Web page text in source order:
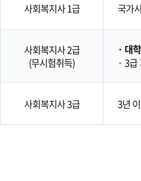
사회복지사 1급 국가
사회복지사 2급
(무시험취득)
· 대
· 3
사회복지사 3급 3년